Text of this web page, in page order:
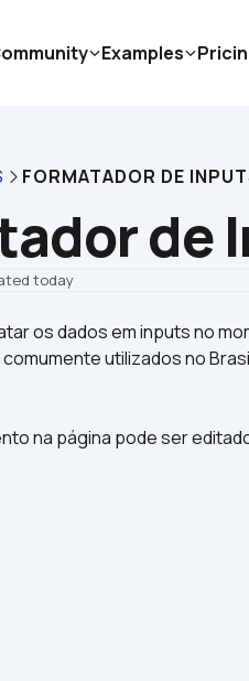
FORMATADOR DE
de
today
os dados em inputs no
na página pode ser
Examples